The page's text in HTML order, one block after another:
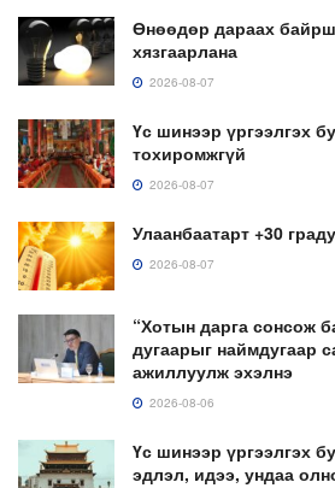
Өнөөдөр дараах
хязгаарлана
2026-08-07
Үс шинээр үргээлгэх
тохиромжгүй
2026-08-07
Улаанбаатарт +30
2026-08-07
“Хотын дарга сонсож
дугаарыг наймдугаар
ажиллуулж эхэлнэ
2026-08-06
Үс шинээр үргээлгэх
эдлэл, идээ, ундаа